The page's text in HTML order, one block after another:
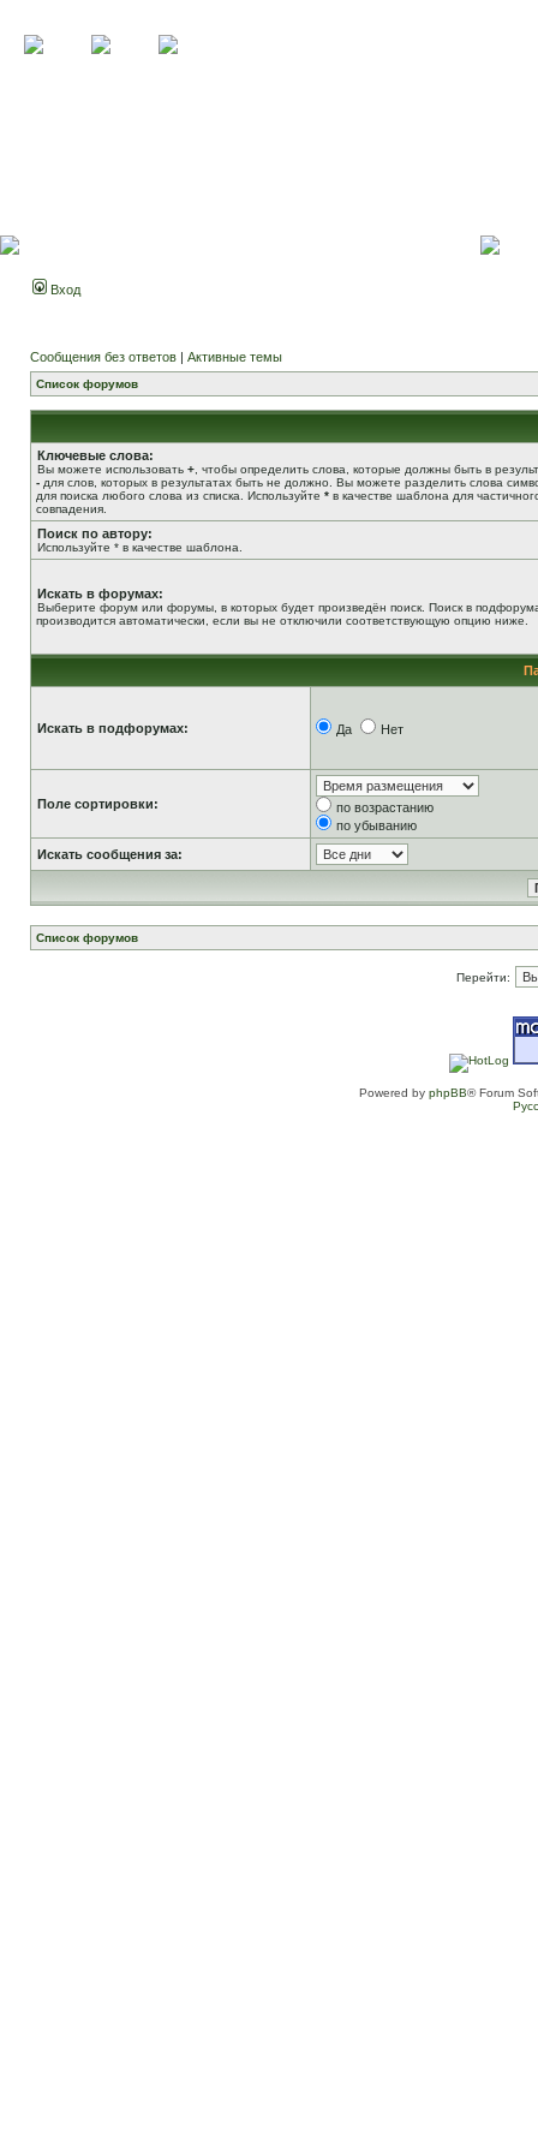
Вход
Сообщения без ответов | Активные темы
Список форумов
Ключевые слова:
Вы можете использовать + , чтобы определить слова, которые должны быть в
- для слов, которых в результатах быть не должно. Вы можете разделить слова
для поиска любого слова из списка. Используйте * в качестве шаблона для
совпадения.
Поиск по автору:
Используйте * в качестве шаблона.
Искать в форумах:
Выберите форум или форумы, в которых будет произведён поиск. Поиск в
производится автоматически, если вы не отключили соответствующую опцию ниже.
Искать в подфорумах: Да Нет
Поле сортировки:
по возрастанию
по убыванию
Искать сообщения за:
Список форумов
Перейти:
Powered by phpBB® Forum